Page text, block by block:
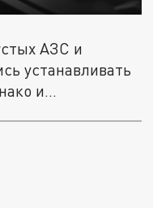
АЗС и
устанавливать
и...